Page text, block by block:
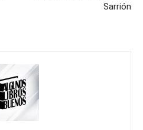
Sarrión